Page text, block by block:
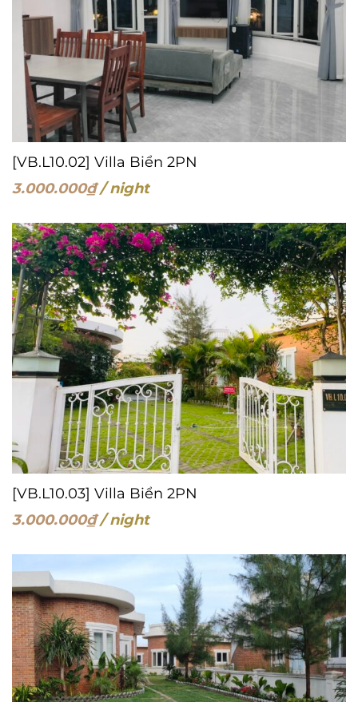
[VB.L10.02] Villa Biển 2PN
3.000.000₫/ night
[VB.L10.03] Villa Biển 2PN
3.000.000₫/ night